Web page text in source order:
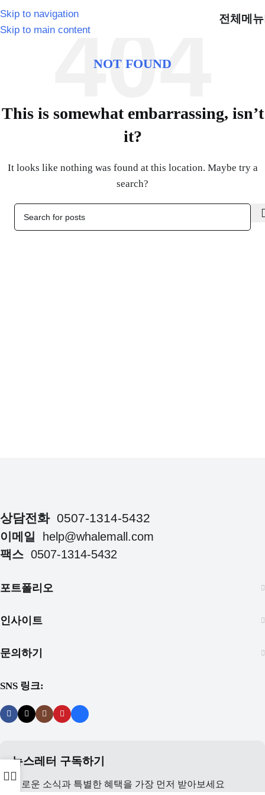
Skip to navigation
Skip to main content
전체메뉴
NOT FOUND
This is somewhat embarrassing, isn’t
it?
It looks like nothing was found at this location. Maybe try a
search?
상담전화 0507-1314-5432
이메일
help@whalemall.com
팩스 0507-1314-5432
포트폴리오
인사이트
문의하기
SNS 링크:
뉴스레터 구독하기
새로운 소식과 특별한 혜택을 가장 먼저 받아보세요